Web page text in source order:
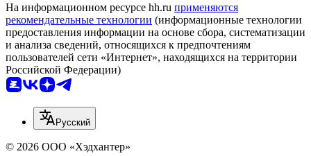
На информационном ресурсе hh.ru применяются
рекомендательные технологии (информационные технологии
предоставления информации на основе сбора, систематизации
и анализа сведений, относящихся к предпочтениям
пользователей сети «Интернет», находящихся на территории
Российской Федерации)
Русский
© 2026 ООО «Хэдхантер»